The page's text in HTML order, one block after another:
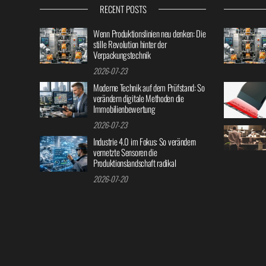
RECENT POSTS
Wenn Produktionslinien neu denken: Die
stille Revolution hinter der
Verpackungstechnik
2026-07-23
Moderne Technik auf dem Prüfstand: So
verändern digitale Methoden die
Immobilienbewertung
2026-07-23
Industrie 4.0 im Fokus: So verändern
vernetzte Sensoren die
Produktionslandschaft radikal
2026-07-20